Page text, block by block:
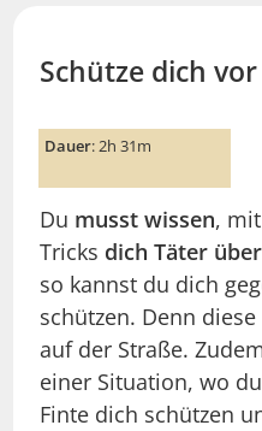
Schütze dich vor
Dauer: 2h 31m
Du musst wissen,
Tricks dich Täter
so kannst du dich
schützen. Denn
auf der Straße.
einer Situation, wo
Finte dich schützen